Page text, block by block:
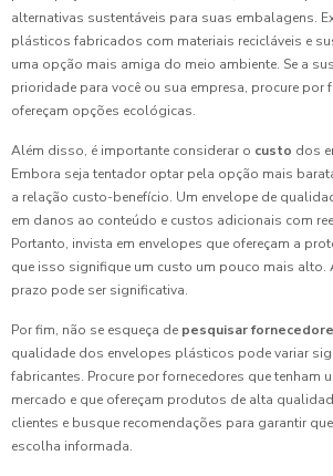
alternativas sustentáveis para suas embalagens.
plásticos fabricados com materiais recicláveis e
uma opção mais amiga do meio ambiente. Se a
prioridade para você ou sua empresa, procure por
ofereçam opções ecológicas.
Além disso, é importante considerar o custo dos
Embora seja tentador optar pela opção mais
a relação custo-benefício. Um envelope de
em danos ao conteúdo e custos adicionais com
Portanto, invista em envelopes que ofereçam a
que isso signifique um custo um pouco mais alto.
prazo pode ser significativa.
Por fim, não se esqueça de pesquisar
qualidade dos envelopes plásticos pode variar
fabricantes. Procure por fornecedores que tenham
mercado e que ofereçam produtos de alta
clientes e busque recomendações para garantir
escolha informada.